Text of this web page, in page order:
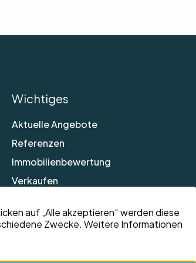
Wichtiges
Aktuelle Angebote
Referenzen
Immobilienbewertung
Verkaufen
Aktuelle News